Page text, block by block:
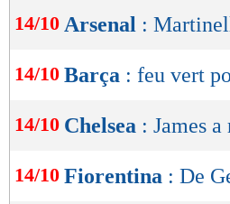
14/10 Arsenal :
14/10 Barça : feu vert
14/10 Chelsea : James
14/10 Fiorentina : De